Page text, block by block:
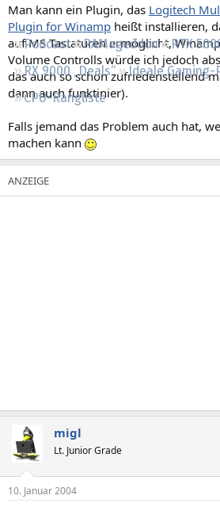
Podcast RAMageddon
RTX
RX 9000 „Deals“
Ideale Gaming-
CPU-Rangliste
Man kann ein Plugin, das Logitech
Plugin for Winamp heißt installieren,
auf MS Tastaturen ermöglicht,
Volume Controlls würde ich jedoch
das auch so schon zufriedenstellend
dann auch funktinier).
Falls jemand das Problem auch hat,
machen kann
migl
Lt. Junior Grade
10. Januar 2004